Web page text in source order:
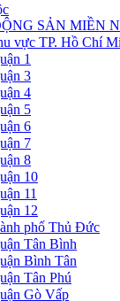
SẢN MIỀN
vực TP. Hồ Chí
1
3
4
5
6
7
8
10
11
12
phố Thủ Đức
Tân Bình
Bình Tân
Tân Phú
Gò Vấp